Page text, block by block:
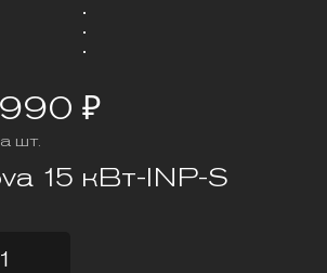
₽
шт.
15 кВт-INP-S